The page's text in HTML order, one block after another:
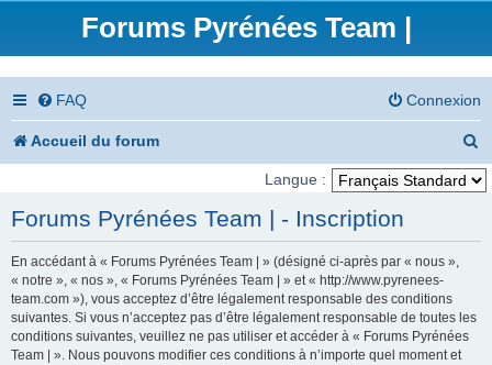
Forums Pyrénées Team |
FAQ Connexion
Accueil du forum
e
h
Langue :
Forums Pyrénées Team | - Inscription
En accédant à « Forums Pyrénées Team | » (désigné ci-après par « nous »,
« notre », « nos », « Forums Pyrénées Team | » et « http://www.pyrenees-
team.com »), vous acceptez d’être légalement responsable des conditions
suivantes. Si vous n’acceptez pas d’être légalement responsable de toutes les
conditions suivantes, veuillez ne pas utiliser et accéder à « Forums Pyrénées
Team | ». Nous pouvons modifier ces conditions à n’importe quel moment et